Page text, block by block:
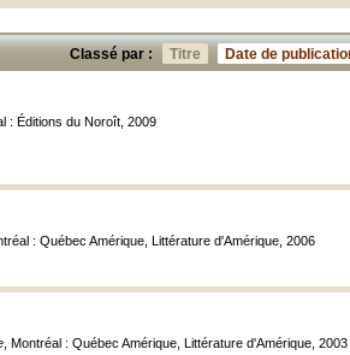
Classé par : Titre Date de
: Éditions du Noroît, 2009
: Québec Amérique, Littérature d'Amérique, 2006
, Montréal : Québec Amérique, Littérature d'Amérique, 2003